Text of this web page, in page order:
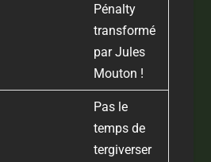
Pénalty
transformé
par Jules
Mouton !
Pas le
temps de
tergiverser